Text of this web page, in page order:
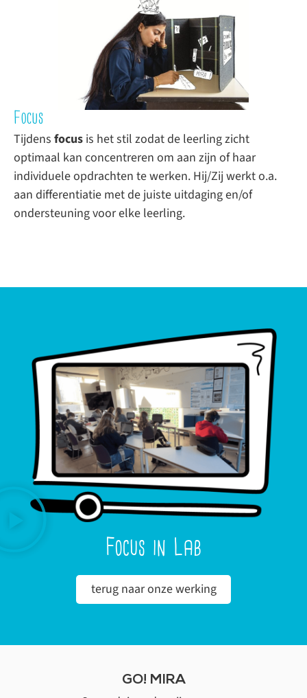
Focus
Tijdens focus is het stil zodat de leerling zicht
optimaal kan concentreren om aan zijn of haar
individuele opdrachten te werken. Hij/Zij werkt o.a.
aan differentiatie met de juiste uitdaging en/of
ondersteuning voor elke leerling.
Focus in Lab
terug naar onze werking
GO! MIRA